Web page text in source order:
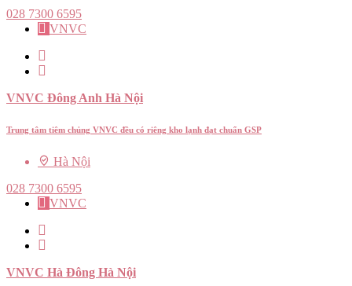
028 7300 6595
VNVC
VNVC Đông Anh Hà Nội
Trung tâm tiêm chủng VNVC đều có riêng kho lạnh đạt chuẩn GSP
Hà Nội
028 7300 6595
VNVC
VNVC Hà Đông Hà Nội